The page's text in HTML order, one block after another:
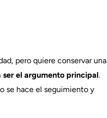
pero quiere conservar una
ser el argumento principal.
se hace el seguimiento y